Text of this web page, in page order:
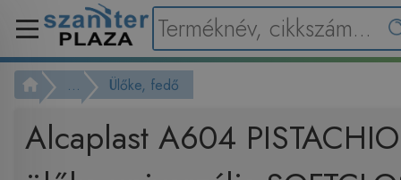
... Ülőke, fedő
Alcaplast A604